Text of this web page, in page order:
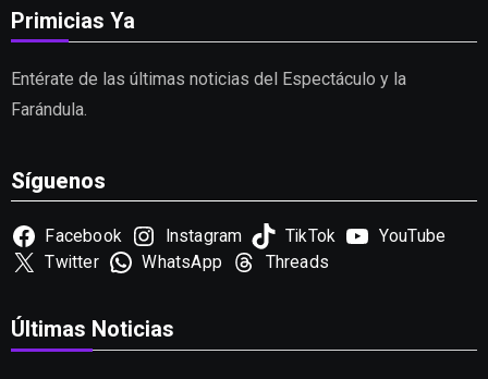
Primicias Ya
Entérate de las últimas noticias del Espectáculo y la
Farándula.
Síguenos
Facebook Instagram TikTok
YouTube
Twitter
WhatsApp Threads
Últimas Noticias